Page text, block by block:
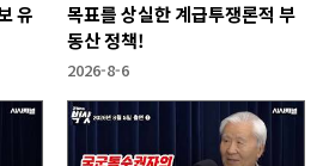
유
목표를 상실한 계급투쟁론적 부
동산 정책!
2026-8-6